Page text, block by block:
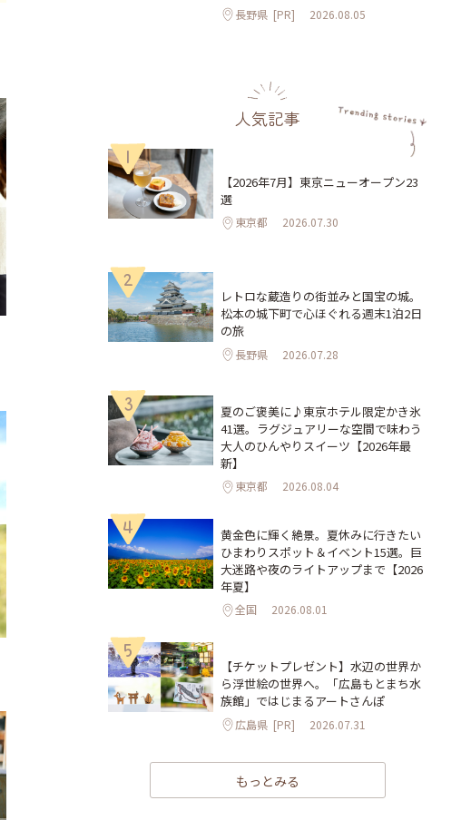
長野県 [PR] 2026.08.05
人気記事
1
【2026年7月】東京ニューオープン23
選
東京都 2026.07.30
2
レトロな蔵造りの街並みと国宝の城。
松本の城下町で心ほぐれる週末1泊2日
の旅
長野県 2026.07.28
3
夏のご褒美に♪東京ホテル限定かき氷
41選。ラグジュアリーな空間で味わう
大人のひんやりスイーツ【2026年最
新】
東京都 2026.08.04
4
黄金色に輝く絶景。夏休みに行きたい
ひまわりスポット＆イベント15選。巨
大迷路や夜のライトアップまで【2026
年夏】
全国 2026.08.01
5
【チケットプレゼント】水辺の世界か
ら浮世絵の世界へ。「広島もとまち水
族館」ではじまるアートさんぽ
広島県 [PR] 2026.07.31
もっとみる